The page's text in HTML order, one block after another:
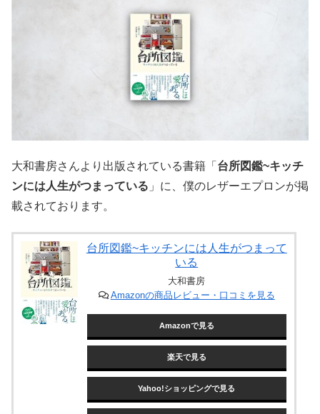
大和書房さんより出版されている書籍「 台所図鑑~キッチ
ンには人生がつまっている 」に、僕のレザーエプロンが掲
載されております。
台所図鑑~キッチンには人生がつまって
いる
大和書房
Amazonの商品レビュー・口コミを見る
Amazonで見る
楽天で見る
Yahoo!ショッピングで見る